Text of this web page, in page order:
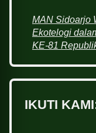
MAN Sidoarjo
Ekotelogi
KE-81
IKUTI